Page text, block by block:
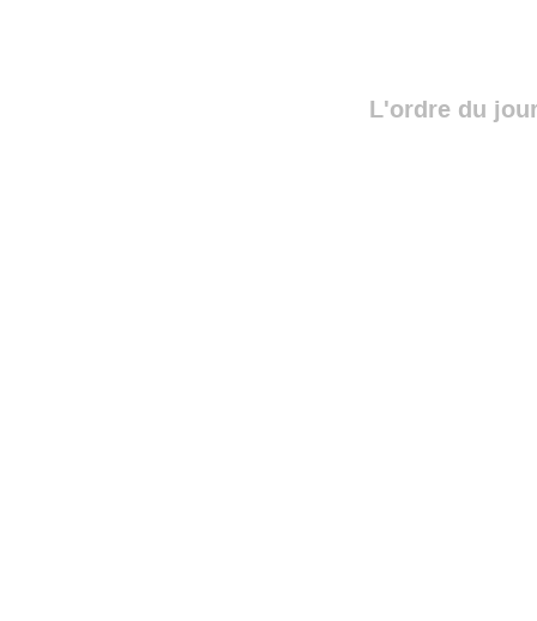
L'ordre du